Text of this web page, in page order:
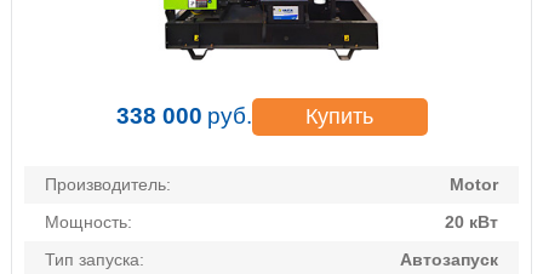
338 000 руб. Купить
Производитель:
Motor
Мощность:
20 кВт
Тип запуска:
Автозапуск